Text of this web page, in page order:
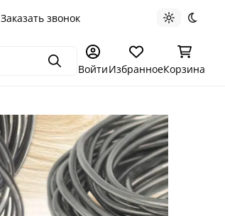
Заказать звонок Светлая
ПоискВойтиИзбранноеКорзина